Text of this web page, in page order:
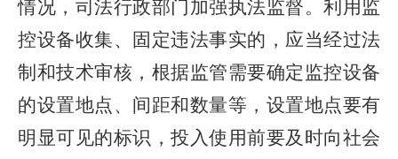
情况，司法行政部门加强执法监督。利用监
控设备收集、固定违法事实的，应当经过法
制和技术审核，根据监管需要确定监控设备
的设置地点、间距和数量等，设置地点要有
明显可见的标识，投入使用前要及时向社会